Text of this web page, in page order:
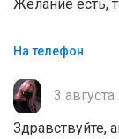
Желание
На телефон
3
Здравствуйте,